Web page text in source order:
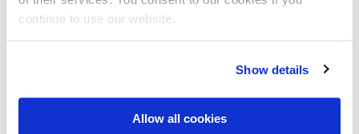
continue to use our website.
Show details
Allow all cookies
e.V. unterliegen dem Schutz des Urheberrechts sowie weiterer
den bestimmungsgemäßen Abruf im Internet frei nutzbar. Die
Urheberrechts ohne schriftliche Genehmigung des
Warenzeichenverband Edelstahl Rostfrei e.V. nicht in irgendeiner